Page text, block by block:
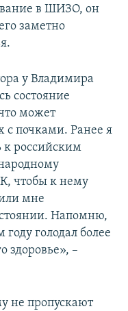
в ШИЗО, он
заметно
у Владимира
состояние
может
с почками. Ранее я
к российским
чтобы к нему
мне
Напомню,
голодал более
здоровье», –
не пропускают